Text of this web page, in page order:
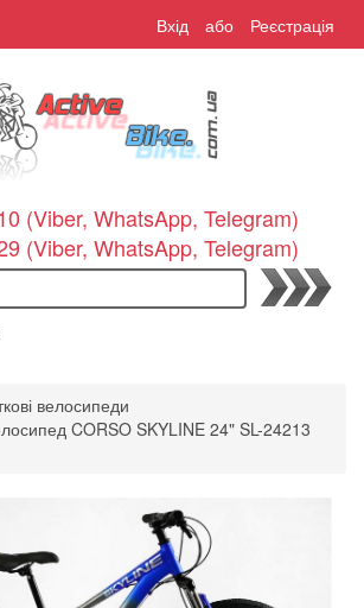
Вхід або Реєстрація
(Viber, WhatsApp, Telegram)
(Viber, WhatsApp, Telegram)
Пошук
велосипеди
CORSO SKYLINE 24" SL-24213